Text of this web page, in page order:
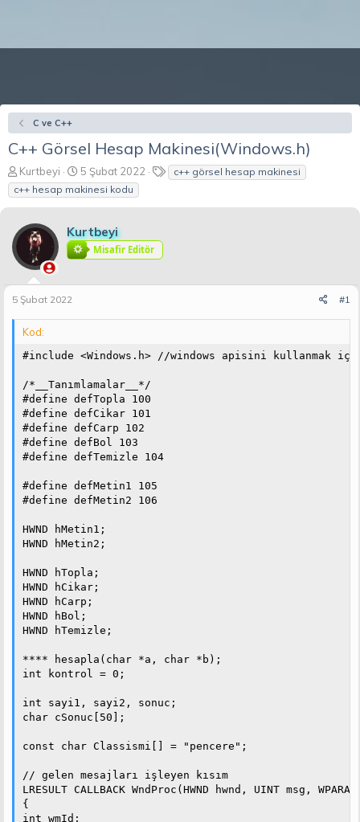
C ve C++
C++ Görsel Hesap Makinesi(Windows.h)
K
o
n
u
u
b
a
ş
a
a
Kurtbeyi
B
a
ş
a
n
g
ç
h
5 Şubat 2022
E
r
c++ görsel hesap makinesi
c++ hesap makinesi kodu
Kurtbeyi
Misafir Editör
5 Şubat 2022 #1
Kod:
#include <Windows.h> //windows apisini kullanmak
/*__Tanımlamalar__*/
#define defTopla 100
#define defCikar 101
#define defCarp 102
#define defBol 103
#define defTemizle 104
#define defMetin1 105
#define defMetin2 106
HWND hMetin1;
HWND hMetin2;
HWND hTopla;
HWND hCikar;
HWND hCarp;
HWND hBol;
HWND hTemizle;
**** hesapla(char *a, char *b);
int kontrol = 0;
int sayi1, sayi2, sonuc;
char cSonuc[50];
const char Classismi[] = "pencere";
// gelen mesajları işleyen kısım
LRESULT CALLBACK WndProc(HWND hwnd, UINT msg,
{
int wmId;